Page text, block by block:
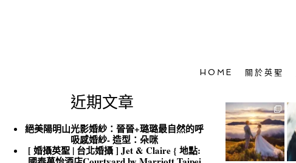
HOME 關於英聖
近期文章
絕美陽明山光影婚紗：晉晉+璐璐最自然的呼
吸感婚紗- 造型：朵咪
[ 婚攝英聖 | 台北婚攝 ] Jet & Claire { 地點: